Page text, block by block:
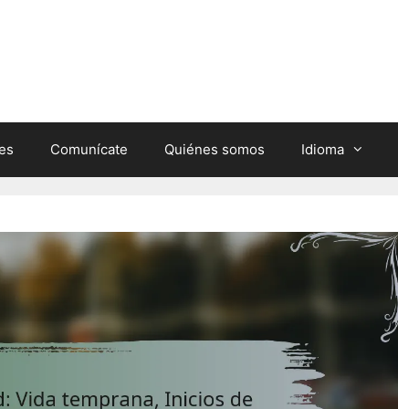
Comunícate Quiénes somos Idioma